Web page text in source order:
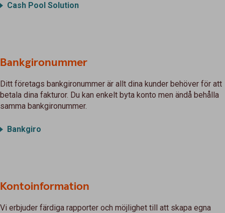
Cash Pool Solution
Bankgironummer
Ditt företags bankgironummer är allt dina kunder behöver för att
betala dina fakturor. Du kan enkelt byta konto men ändå behålla
samma bankgironummer.
Bankgiro
Kontoinformation
Vi erbjuder färdiga rapporter och möjlighet till att skapa egna